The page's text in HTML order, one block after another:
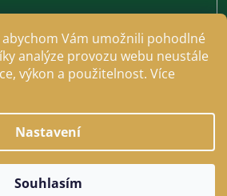
abychom Vám umožnili pohodlné
analýze provozu webu neustále
výkon a použitelnost. Více
Nastavení
Souhlasím
a farmářské potřeby Cavallo.
práva vyhrazena.